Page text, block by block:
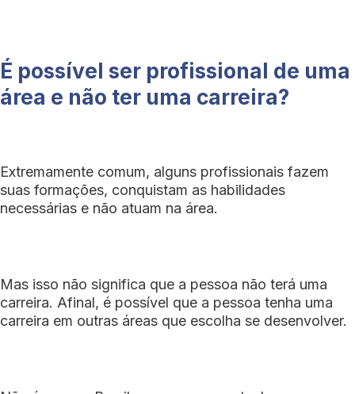
É possível ser profissional de uma
área e não ter uma carreira?
Extremamente comum, alguns profissionais fazem
suas formações, conquistam as habilidades
necessárias e não atuam na área.
Mas isso não significa que a pessoa não terá uma
carreira. Afinal, é possível que a pessoa tenha uma
carreira em outras áreas que escolha se desenvolver.